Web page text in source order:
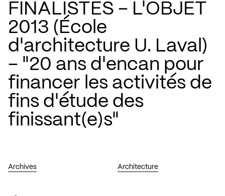
FINALISTES – L'OBJET
2013 (École
d'architecture U. Laval)
– "20 ans d'encan pour
financer les activités de
fins d'étude des
finissant(e)s"
Archives Architecture